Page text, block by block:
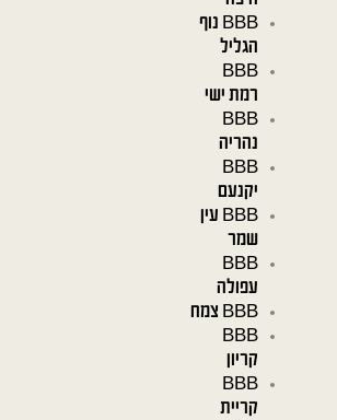
BBB נוף
הגליל
BBB
רמת ישי
BBB
נהריה
BBB
יקנעם
BBB עין
שמר
BBB
עפולה
BBB צמח
BBB
קריון
BBB
קריית